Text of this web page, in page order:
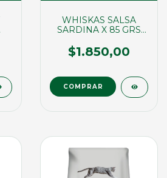
WHISKAS SALSA
SARDINA X 85 GRS
$1.850,00